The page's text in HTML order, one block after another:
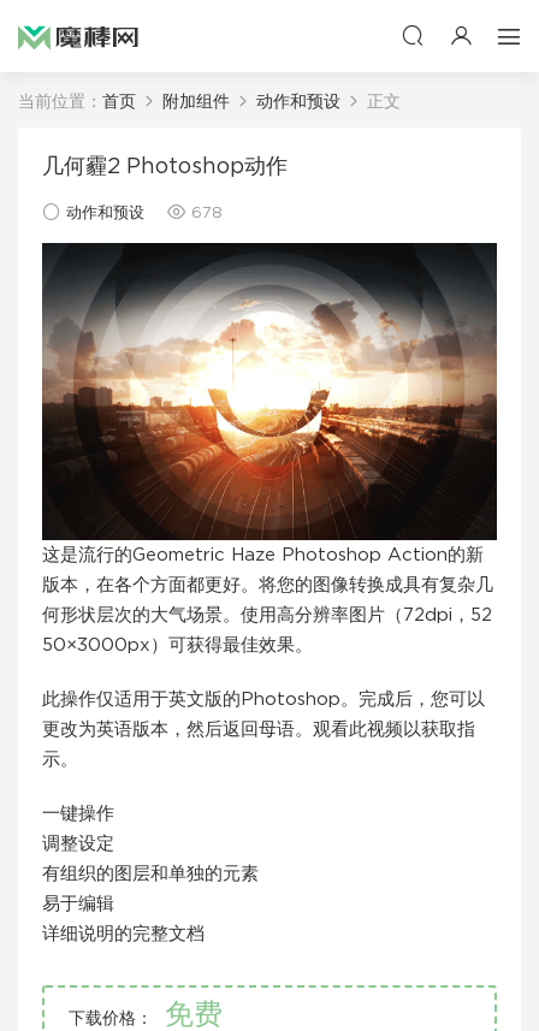
当前位置： 首页 附加组件 动作和预设 正文
几何霾2 Photoshop动作
动作和预设 678
这是流行的Geometric Haze Photoshop Action的新
版本，在各个方面都更好。将您的图像转换成具有复杂几
何形状层次的大气场景。使用高分辨率图片（72dpi，52
50×3000px）可获得最佳效果。
此操作仅适用于英文版的Photoshop。完成后，您可以
更改为英语版本，然后返回母语。观看此视频以获取指
示。
一键操作
调整设定
有组织的图层和单独的元素
易于编辑
详细说明的完整文档
下载价格： 免费